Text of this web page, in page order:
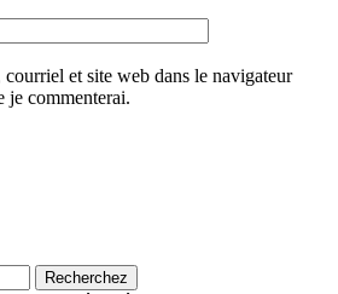
et site web dans le navigateur
je commenterai.